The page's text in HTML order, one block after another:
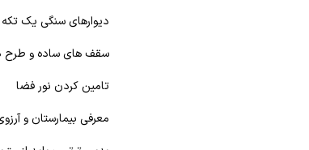
دیوارهای سنگی یک تکه
سقف های ساده و طرح
تامین کردن نور فضا
معرفی بیمارستان و